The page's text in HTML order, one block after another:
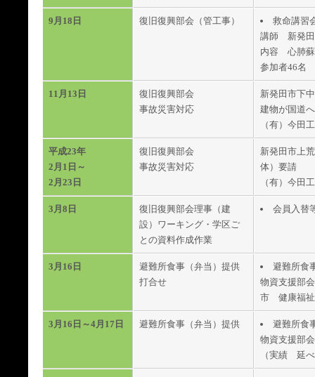
9月18日 復旧復興部会（管工事）
救命講習
講師 新発田
内容 心肺蘇
参加者46名
11月13日
復旧復興部会
事故災害対応
新発田市下
建物が国道
（有）今田
平成23年
2月1日～
2月23日
復旧復興部会
事故災害対応
新発田市上
体）要請
（有）今田
3月8日
復旧復興部会理事（建
設）ワーキング・学区ご
との資料作成作業
会員入替
3月16日
避難所食事（弁当）提供
打合せ
避難所食
物資支援部
市 健康福
3月16日～4月17日 避難所食事（弁当）提供
避難所食
物資支援部
（実績 延